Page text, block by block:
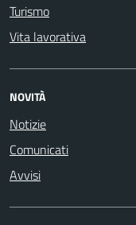
Turismo
Vita lavorativa
NOVITÀ
Notizie
Comunicati
Avvisi